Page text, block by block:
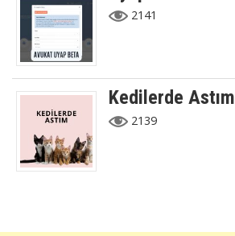
2141
Kedilerde Astım
2139